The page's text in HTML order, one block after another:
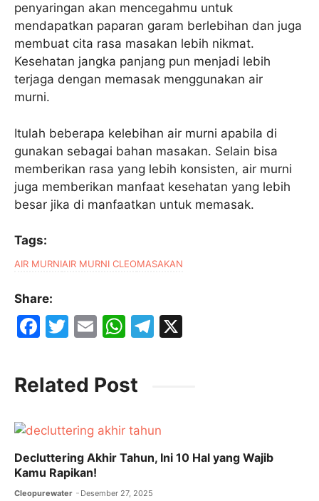
penyaringan akan mencegahmu untuk
mendapatkan paparan garam berlebihan dan juga
membuat cita rasa masakan lebih nikmat.
Kesehatan jangka panjang pun menjadi lebih
terjaga dengan memasak menggunakan air
murni.
Itulah beberapa kelebihan air murni apabila di
gunakan sebagai bahan masakan. Selain bisa
memberikan rasa yang lebih konsisten, air murni
juga memberikan manfaat kesehatan yang lebih
besar jika di manfaatkan untuk memasak.
Tags:
AIR MURNIAIR MURNI CLEOMASAKAN
Share:
F
c
e
o
o
k
T
itt
er
E
ai
l
W
at
s
p
p
T
m
Related Post
Decluttering Akhir Tahun, Ini 10 Hal yang Wajib
Kamu Rapikan!
Cleopurewater Desember 27, 2025